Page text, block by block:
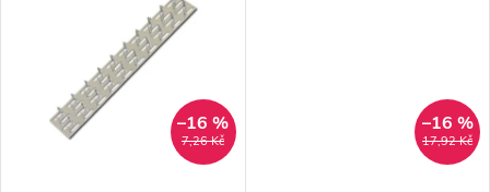
7,26 Kč
–16 %
17,92 Kč
–16 %